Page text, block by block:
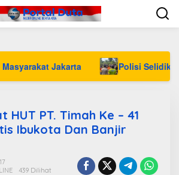
Jakarta Polisi Selidiki
HUT PT. Timah Ke – 41
Ibukota Dan Banjir
439 Dilihat